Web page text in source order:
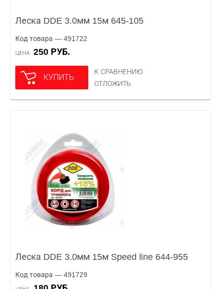
Леска DDE 3.0мм 15м 645-105
Код товара — 491722
ЦЕНА 250 РУБ.
КУПИТЬ
К СРАВНЕНИЮ
ОТЛОЖИТЬ
Леска DDE 3.0мм 15м Speed line 644-955
Код товара — 491729